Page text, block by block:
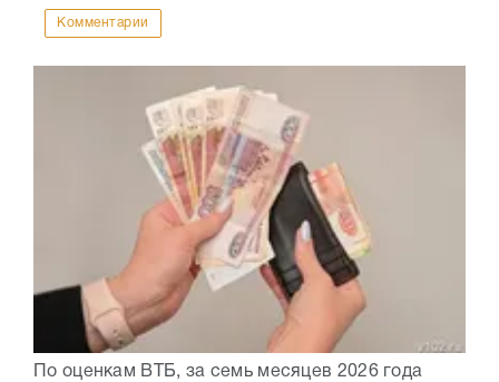
Комментарии
По оценкам ВТБ, за семь месяцев 2026 года